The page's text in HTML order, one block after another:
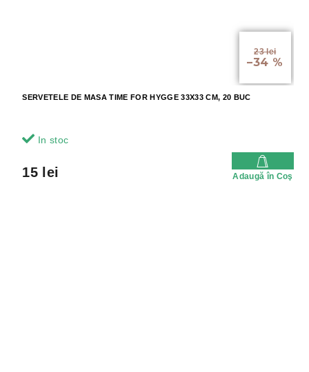
23 lei
–34 %
SERVETELE DE MASA TIME FOR HYGGE 33X33 CM, 20 BUC
In stoc
15 lei Adaugă în Coş